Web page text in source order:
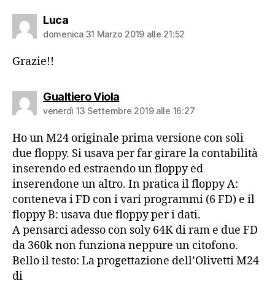
Lucadice:
domenica 31 Marzo 2019 alle 21:52
Grazie!!
Gualtiero Violadice:
venerdì 13 Settembre 2019 alle 16:27
Ho un M24 originale prima versione con soli
due floppy. Si usava per far girare la contabilità
inserendo ed estraendo un floppy ed
inserendone un altro. In pratica il floppy A:
conteneva i FD con i vari programmi (6 FD) e il
floppy B: usava due floppy per i dati.
A pensarci adesso con soly 64K di ram e due FD
da 360k non funziona neppure un citofono.
Bello il testo: La progettazione dell’Olivetti M24
di